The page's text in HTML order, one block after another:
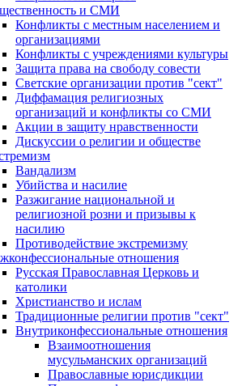
и СМИ
Конфликты с местным населением и
организациями
Конфликты с учреждениями культуры
Защита права на свободу совести
Светские организации против "сект"
Диффамация религиозных
организаций и конфликты со СМИ
Акции в защиту нравственности
Дискуссии о религии и обществе
Вандализм
Убийства и насилие
Разжигание национальной и
религиозной розни и призывы к
насилию
Противодействие экстремизму
отношения
Русская Православная Церковь и
католики
Христианство и ислам
Традиционные религии против "сект"
Внутриконфессиональные отношения
Взаимоотношения
мусульманских организаций
Православные юрисдикции